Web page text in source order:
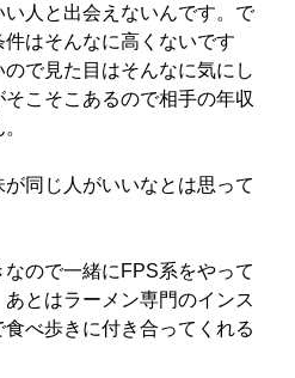
人と出会えないんです。で
件はそんなに高くないです
で見た目はそんなに気にし
こそこあるので相手の年収
同じ人がいいなとは思って
ので一緒にFPS系をやって
あとはラーメン専門のインス
べ歩きに付き合ってくれる